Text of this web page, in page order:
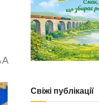
A
Свіжі публікації